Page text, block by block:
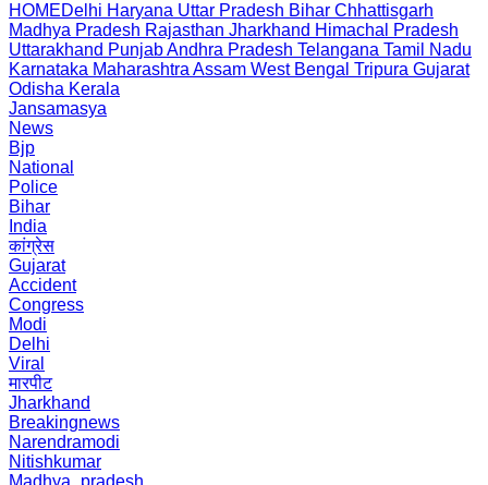
HOMEDelhi Haryana Uttar Pradesh Bihar Chhattisgarh
Madhya Pradesh Rajasthan Jharkhand Himachal Pradesh
Uttarakhand PunjabAndhra Pradesh Telangana Tamil Nadu
Karnataka Maharashtra Assam West Bengal Tripura Gujarat
Odisha Kerala
Jansamasya
News
Bjp
National
Police
Bihar
India
कांग्रेस
Gujarat
Accident
Congress
Modi
Delhi
Viral
मारपीट
Jharkhand
Breakingnews
Narendramodi
Nitishkumar
Madhya_pradesh